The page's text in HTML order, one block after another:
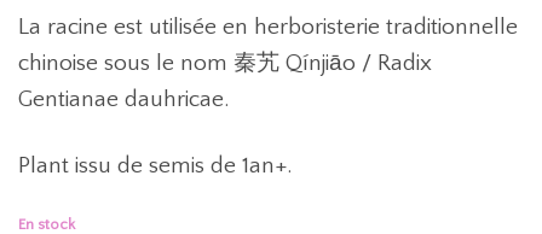
La racine est utilisée en herboristerie traditionnelle
chinoise sous le nom 秦艽 Qínjiāo / Radix
Gentianae dauhricae.
Plant issu de semis de 1an+.
En stock